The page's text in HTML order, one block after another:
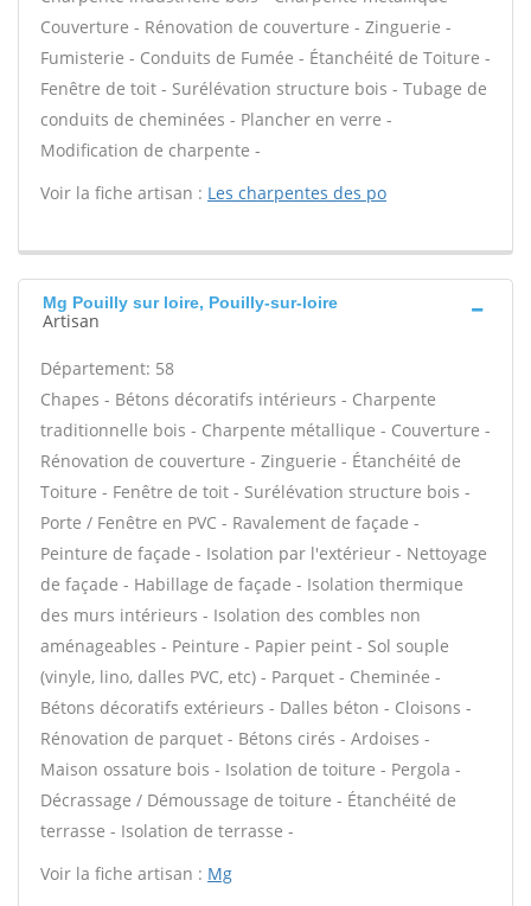
Couverture - Rénovation de couverture - Zinguerie -
Fumisterie - Conduits de Fumée - Étanchéité de Toiture -
Fenêtre de toit - Surélévation structure bois - Tubage de
conduits de cheminées - Plancher en verre -
Modification de charpente -
Voir la fiche artisan : Les charpentes des po
Mg Pouilly sur loire, Pouilly-sur-loire
Artisan
Département: 58
Chapes - Bétons décoratifs intérieurs - Charpente
traditionnelle bois - Charpente métallique - Couverture -
Rénovation de couverture - Zinguerie - Étanchéité de
Toiture - Fenêtre de toit - Surélévation structure bois -
Porte / Fenêtre en PVC - Ravalement de façade -
Peinture de façade - Isolation par l'extérieur - Nettoyage
de façade - Habillage de façade - Isolation thermique
des murs intérieurs - Isolation des combles non
aménageables - Peinture - Papier peint - Sol souple
(vinyle, lino, dalles PVC, etc) - Parquet - Cheminée -
Bétons décoratifs extérieurs - Dalles béton - Cloisons -
Rénovation de parquet - Bétons cirés - Ardoises -
Maison ossature bois - Isolation de toiture - Pergola -
Décrassage / Démoussage de toiture - Étanchéité de
terrasse - Isolation de terrasse -
Voir la fiche artisan : Mg